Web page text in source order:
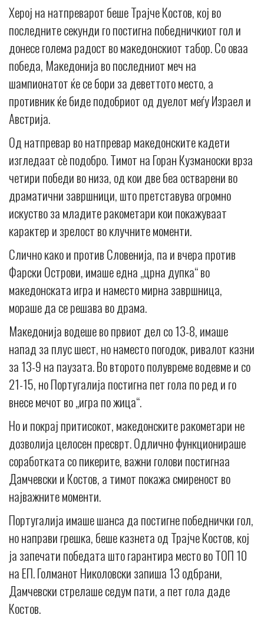
Херој на натпреварот беше Трајче Костов, кој во
последните секунди го постигна победничкиот гол и
донесе голема радост во македонскиот табор. Со оваа
победа, Македонија во последниот меч на
шампионатот ќе се бори за деветтото место, а
противник ќе биде подобриот од дуелот меѓу Израел и
Австрија.
Од натпревар во натпревар македонските кадети
изгледаат сè подобро. Тимот на Горан Кузманоски врза
четири победи во низа, од кои две беа остварени во
драматични завршници, што претставува огромно
искуство за младите ракометари кои покажуваат
карактер и зрелост во клучните моменти.
Слично како и против Словенија, па и вчера против
Фарски Острови, имаше една „црна дупка“ во
македонската игра и наместо мирна завршница,
мораше да се решава во драма.
Македонија водеше во првиот дел со 13-8, имаше
напад за плус шест, но наместо погодок, ривалот казни
за 13-9 на паузата. Во второто полувреме водевме и со
21-15, но Португалија постигна пет гола по ред и го
внесе мечот во „игра по жица“.
Но и покрај притисокот, македонските ракометари не
дозволија целосен пресврт. Одлично функционираше
соработката со пикерите, важни голови постигнаа
Дамчевски и Костов, а тимот покажа смиреност во
најважните моменти.
Португалија имаше шанса да постигне победнички гол,
но направи грешка, беше казнета од Трајче Костов, кој
ја запечати победата што гарантира место во ТОП 10
на ЕП. Голманот Николовски запиша 13 одбрани,
Дамчевски стрелаше седум пати, а пет гола даде
Костов.